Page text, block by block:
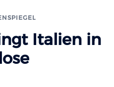
Italien in